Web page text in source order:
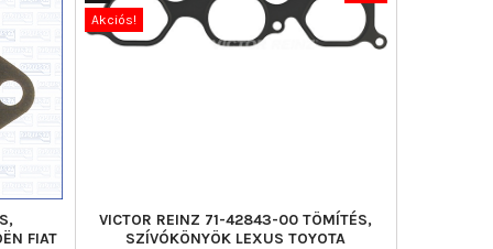
FIAT
Akciós!
VICTOR REINZ 71-42843-00 TÖMÍTÉS,
SZÍVÓKÖNYÖK LEXUS TOYOTA